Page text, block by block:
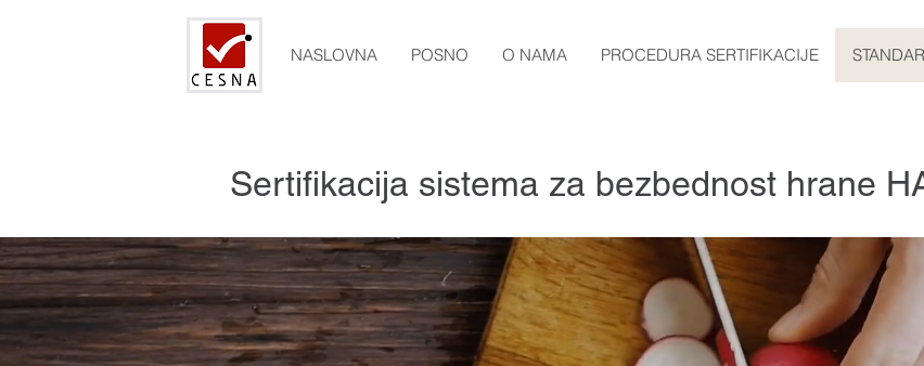
NASLOVNA POSNO O NAMA PROCEDURA SERTIFIKACIJE
Sertifikacija sistema za bezbednost hrane